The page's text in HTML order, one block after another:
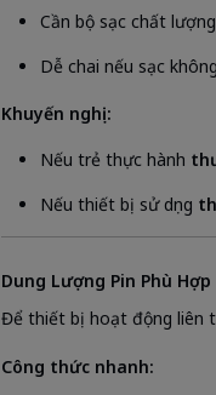
Cần bộ sạc chất lượng
Dễ chai nếu sạc
Khuyến nghị:
Nếu trẻ thực hành
Nếu thiết bị sử dụng
Dung Lượng Pin Phù
Để thiết bị hoạt động liên
Công thức nhanh: